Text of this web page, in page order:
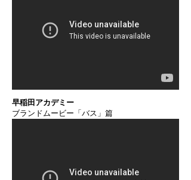
早稲田アカデミー
ブランドムービー「バス」篇